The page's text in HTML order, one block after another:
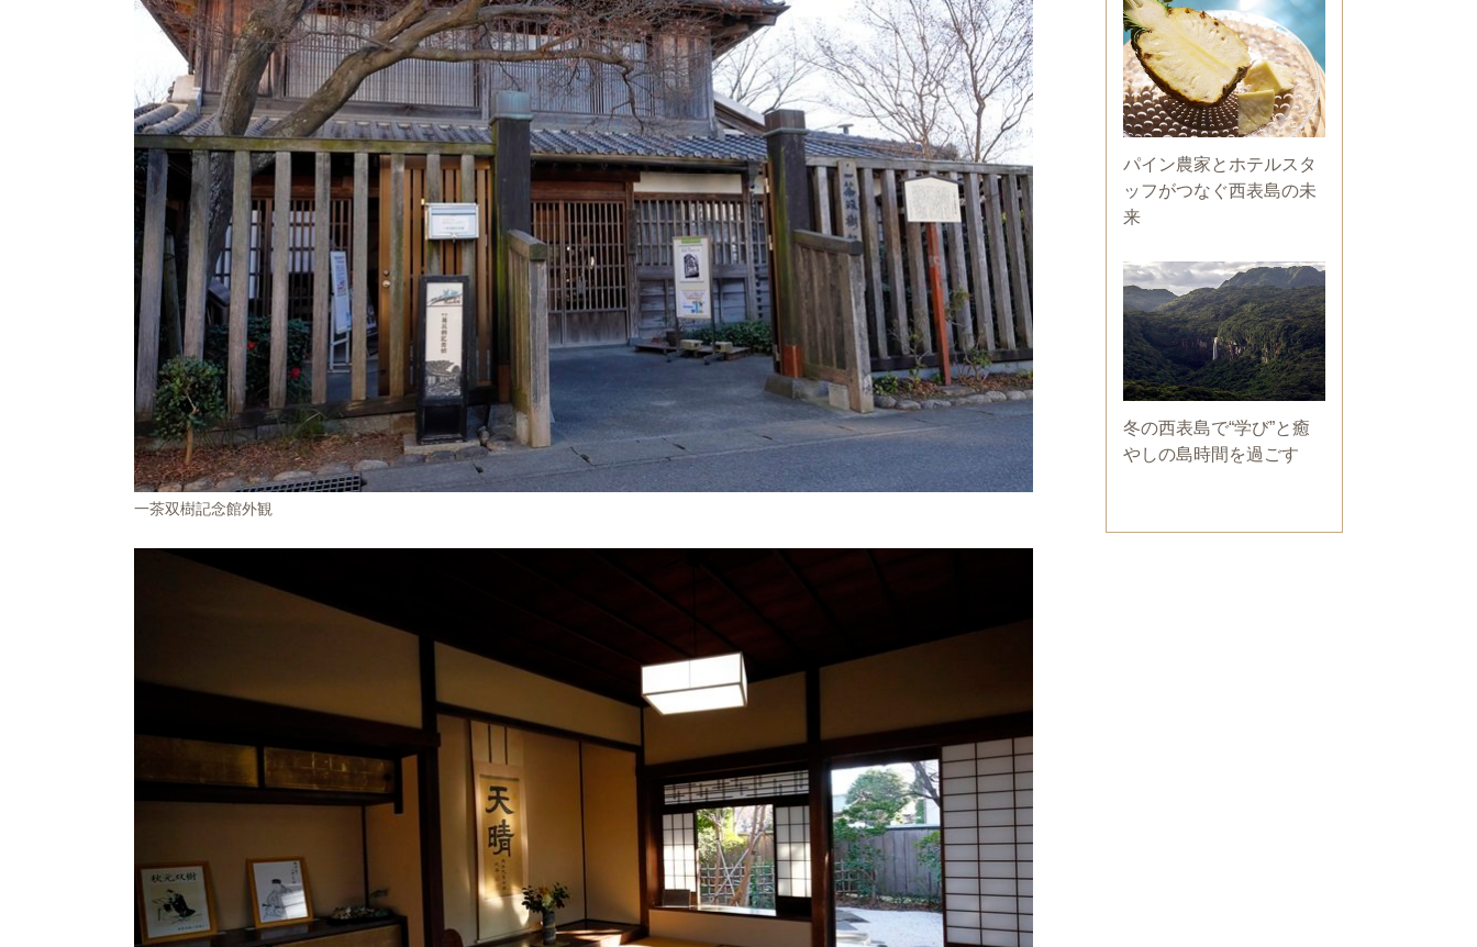
一茶双樹記念館外観
パイン農家とホテルスタ
ッフがつなぐ西表島の未
来
冬の西表島で“学び”と癒
やしの島時間を過ごす